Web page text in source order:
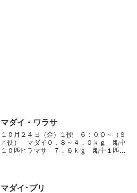
マダイ・ワラサ
１０月２４日（金）１便 ６：００～（８
ｈ便） マダイ０．８～４．０ｋｇ 船中
１０匹ヒラマサ ７．６ｋｇ 船中１匹３
４．０ｋｇ １...
マダイ･ブリ